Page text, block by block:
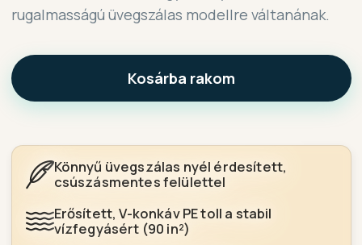
rugalmasságú üvegszálas modellre váltanának.
Kosárba rakom
Könnyű üvegszálas nyél érdesített,
csúszásmentes felülettel
Erősített, V-konkáv PE toll a stabil
vízfegyásért (90 in²)